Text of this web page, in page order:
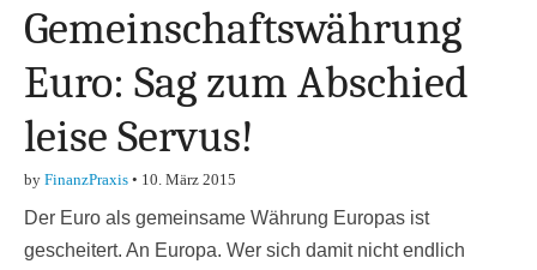
Gemeinschaftswährung
Euro: Sag zum Abschied
leise Servus!
by FinanzPraxis • 10. März 2015
Der Euro als gemeinsame Währung Europas ist
gescheitert. An Europa. Wer sich damit nicht endlich